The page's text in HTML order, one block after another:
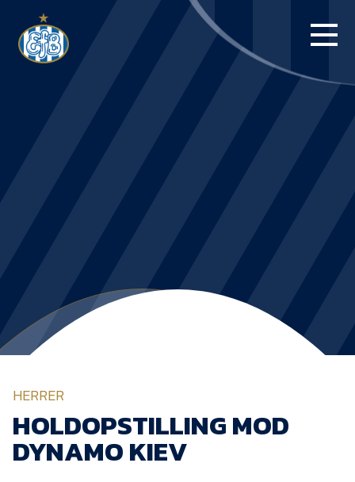
BLUE WATER
NYHEDER
HERRER
HOLDOPSTILLING MOD
DYNAMO KIEV